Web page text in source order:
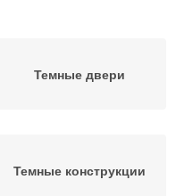
Темные двери
Темные конструкции